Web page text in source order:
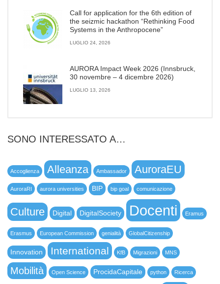
Call for application for the 6th edition of
the seizmic hackathon “Rethinking Food
Systems in the Anthropocene”
LUGLIO 24, 2026
AURORA Impact Week 2026 (Innsbruck,
30 novembre – 4 dicembre 2026)
LUGLIO 13, 2026
SONO INTERESSATO A…
Accoglienza Alleanza Ambassador AuroraEU
AuroraRI aurora universities BIP bip goal comunicazione
Culture Digital DigitalSociety Docenti Eramus
Erasmus European Commission genialità GlobalCitizenship
Innovation International KfB Migrazioni MNS
Mobilità Open Science ProcidaCapitale python Ricerca